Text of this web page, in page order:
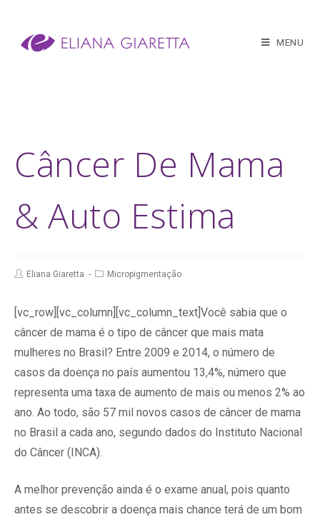
MENU
Câncer De Mama
& Auto Estima
Eliana Giaretta Micropigmentação
[vc_row][vc_column][vc_column_text]Você sabia que o
câncer de mama é o tipo de câncer que mais mata
mulheres no Brasil? Entre 2009 e 2014, o número de
casos da doença no país aumentou 13,4%, número que
representa uma taxa de aumento de mais ou menos 2% ao
ano. Ao todo, são 57 mil novos casos de câncer de mama
no Brasil a cada ano, segundo dados do Instituto Nacional
do Câncer (INCA).
A melhor prevenção ainda é o exame anual, pois quanto
antes se descobrir a doença mais chance terá de um bom